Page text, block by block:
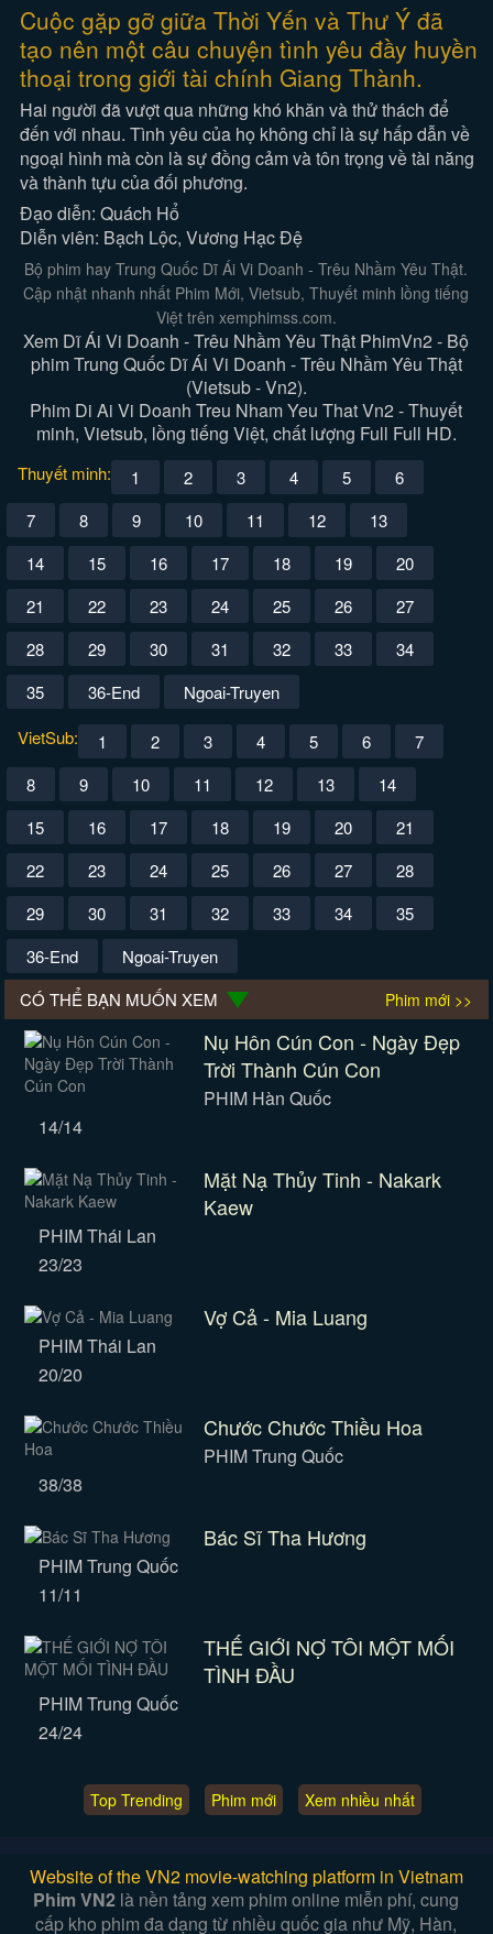
Cuộc gặp gỡ giữa Thời Yến và Thư Ý đã
tạo nên một câu chuyện tình yêu đầy huyền
thoại trong giới tài chính Giang Thành.
Hai người đã vượt qua những khó khăn và thử thách để
đến với nhau. Tình yêu của họ không chỉ là sự hấp dẫn về
ngoại hình mà còn là sự đồng cảm và tôn trọng về tài năng
và thành tựu của đối phương.
Đạo diễn: Quách Hổ
Diễn viên: Bạch Lộc, Vương Hạc Đệ
Bộ phim hay Trung Quốc Dĩ Ái Vi Doanh - Trêu Nhầm Yêu Thật.
Cập nhật nhanh nhất Phim Mới, Vietsub, Thuyết minh lồng tiếng
Việt trên xemphimss.com.
Xem Dĩ Ái Vi Doanh - Trêu Nhầm Yêu Thật PhimVn2 - Bộ
phim Trung Quốc Dĩ Ái Vi Doanh - Trêu Nhầm Yêu Thật
(Vietsub - Vn2).
Phim Di Ai Vi Doanh Treu Nham Yeu That Vn2 - Thuyết
minh, Vietsub, lồng tiếng Việt, chất lượng Full Full HD.
Thuyết minh: 1 2 3 4 5
6
7
8 9 10 11 12
13
14
15 16 17 18 19
20
21
22 23 24 25 26
27
28
29 30 31 32 33
34
35
36-End
Ngoai-Truyen
VietSub:
1 2 3 4 5 6
7
8
9 10 11 12 13
14
15
16 17 18 19 20
21
22
23 24 25 26 27
28
29
30 31 32 33 34
35
36-End
Ngoai-Truyen
CÓ THỂ BẠN MUỐN XEM
Phim mới >>
Nụ Hôn Cún Con - Ngày Đẹp
Trời Thành Cún Con
PHIM Hàn Quốc
14/14
Mặt Nạ Thủy Tinh - Nakark
Kaew
PHIM Thái Lan
23/23
Vợ Cả - Mia Luang
PHIM Thái Lan
20/20
Chước Chước Thiều Hoa
PHIM Trung Quốc
38/38
Bác Sĩ Tha Hương
PHIM Trung Quốc
11/11
THẾ GIỚI NỢ TÔI MỘT MỐI
TÌNH ĐẦU
PHIM Trung Quốc
24/24
Top Trending Phim mới Xem nhiều nhất
Website of the VN2 movie-watching platform in Vietnam
Phim VN2 là nền tảng xem phim online miễn phí, cung
cấp kho phim đa dạng từ nhiều quốc gia như Mỹ, Hàn,